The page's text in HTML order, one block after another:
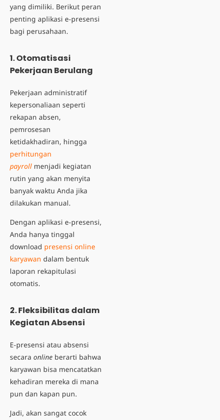
yang dimiliki. Berikut peran
penting aplikasi e-presensi
bagi perusahaan.
1. Otomatisasi
Pekerjaan Berulang
Pekerjaan administratif
kepersonaliaan seperti
rekapan absen,
pemrosesan
ketidakhadiran, hingga
perhitungan
payroll menjadi kegiatan
rutin yang akan menyita
banyak waktu Anda jika
dilakukan manual.
Dengan aplikasi e-presensi,
Anda hanya tinggal
download presensi online
karyawan dalam bentuk
laporan rekapitulasi
otomatis.
2. Fleksibilitas dalam
Kegiatan Absensi
E-presensi atau absensi
secara online berarti bahwa
karyawan bisa mencatatkan
kehadiran mereka di mana
pun dan kapan pun.
Jadi, akan sangat cocok